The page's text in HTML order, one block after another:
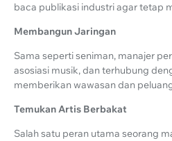
baca publikasi industri agar tetap
Membangun Jaringan
Sama seperti seniman, manajer
asosiasi musik, dan terhubung
memberikan wawasan dan
Temukan Artis Berbakat
Salah satu peran utama seorang